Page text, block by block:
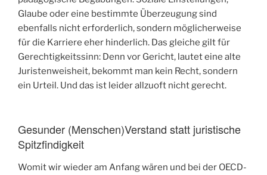
Glaube oder eine bestimmte Überzeugung sind
ebenfalls nicht erforderlich, sondern möglicherweise
für die Karriere eher hinderlich. Das gleiche gilt für
Gerechtigkeitssinn: Denn vor Gericht, lautet eine alte
Juristenweisheit, bekommt man kein Recht, sondern
ein Urteil. Und das ist leider allzuoft nicht gerecht.
Gesunder (Menschen)Verstand statt juristische
Spitzfindigkeit
Womit wir wieder am Anfang wären und bei der OECD-